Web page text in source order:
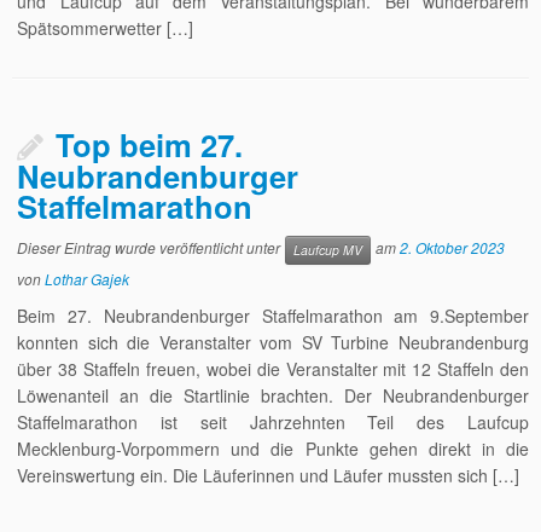
Spätsommerwetter […]
Top beim 27.
Neubrandenburger
Staffelmarathon
Dieser Eintrag wurde veröffentlicht unter Laufcup MV am2. Oktober 2023
vonLothar Gajek
Beim 27. Neubrandenburger Staffelmarathon am 9.September
konnten sich die Veranstalter vom SV Turbine Neubrandenburg
über 38 Staffeln freuen, wobei die Veranstalter mit 12 Staffeln den
Löwenanteil an die Startlinie brachten. Der Neubrandenburger
Staffelmarathon ist seit Jahrzehnten Teil des Laufcup
Mecklenburg-Vorpommern und die Punkte gehen direkt in die
Vereinswertung ein. Die Läuferinnen und Läufer mussten sich […]